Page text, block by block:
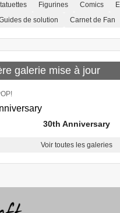
Figurines Comics
de solution
Carnet de Fan
galerie mise à jour
30th Anniversary
Voir toutes les galeries